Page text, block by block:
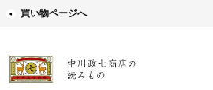
買い物ページへ